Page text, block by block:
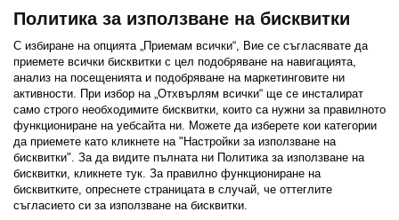
Последвайте ни:
FacebookTwitterYoutubePinterestInstagram
Политика за използване на бисквитки (Cookies)
Политика за използване на бисквитки
С избиране на опцията „Приемам всички“, Вие се съгласявате да
приемете всички бисквитки с цел подобряване на навигацията,
анализ на посещенията и подобряване на маркетинговите ни
активности. При избор на „Отхвърлям всички“ ще се инсталират
само строго необходимитe бисквитки, които са нужни за правилното
функциониране на уебсайта ни. Можете да изберете кои категории
да приемете като кликнете на "Настройки за използване на
бисквитки". За да видите пълната ни Политика за използване на
бисквитки, кликнете тук. За правилно функциониране на
бисквитките, опреснете страницата в случай, че оттеглите
съгласието си за използване на бисквитки.